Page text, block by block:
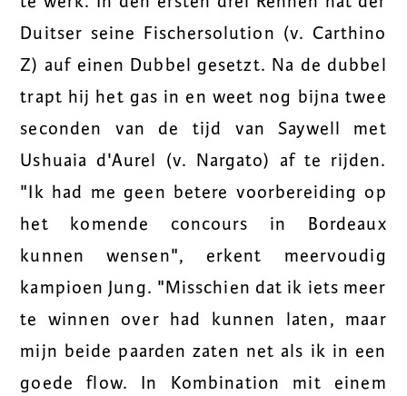
Duitser seine Fischersolution (v. Carthino
Z) auf einen Dubbel gesetzt. Na de dubbel
trapt hij het gas in en weet nog bijna twee
seconden van de tijd van Saywell met
Ushuaia d'Aurel (v. Nargato) af te rijden.
"Ik had me geen betere voorbereiding op
het komende concours in Bordeaux
kunnen wensen", erkent meervoudig
kampioen Jung. "Misschien dat ik iets meer
te winnen over had kunnen laten, maar
mijn beide paarden zaten net als ik in een
goede flow. In Kombination mit einem